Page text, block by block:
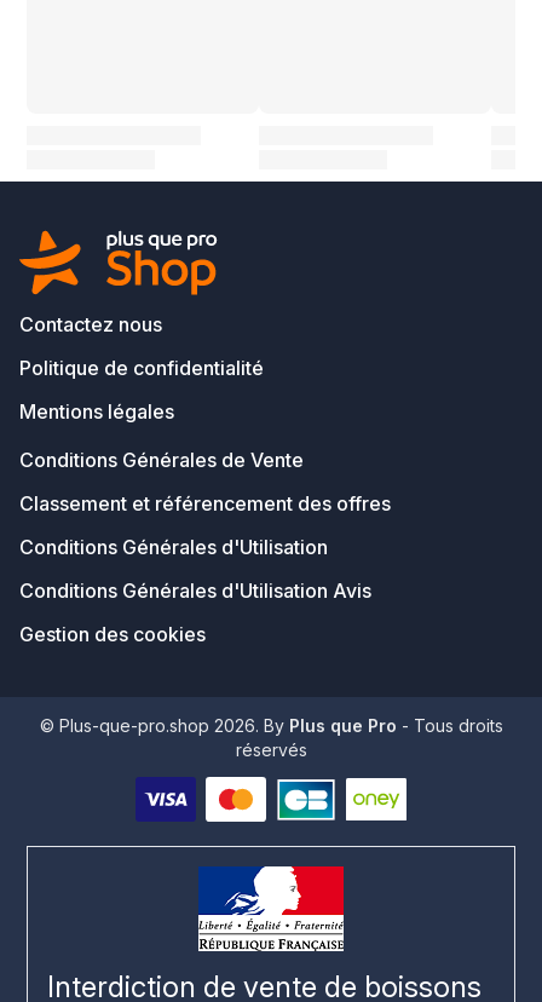
Contactez nous
Politique de confidentialité
Mentions légales
Conditions Générales de Vente
Classement et référencement des offres
Conditions Générales d'Utilisation
Conditions Générales d'Utilisation Avis
Gestion des cookies
© Plus-que-pro.shop 2026. By Plus que Pro - Tous droits
réservés
Interdiction de vente de boissons